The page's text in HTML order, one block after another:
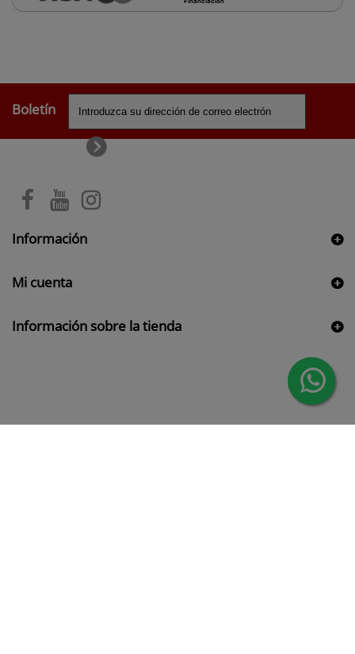
Boletín
Información
Mi cuenta
Información sobre la tienda